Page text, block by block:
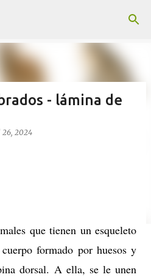
- lámina de
2024
que tienen un esqueleto
formado por huesos y
dorsal. A ella, se le unen